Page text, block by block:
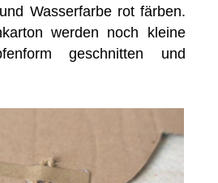
Wasserfarbe rot färben.
werden noch kleine
geschnitten und